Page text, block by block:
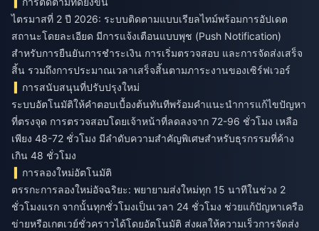
ไตรมาสที่ 2 ปี 2026: ระบบติดตามแบบเรียลไทม์พร้อมการอัปเดต
สถานะโดยละเอียด มีการแจ้งเตือนแบบพุช (Push Notification)
สำหรับการยืนยันการชำระเงิน การเริ่มตรวจสอบ และการจัดส่งเสร็จ
สิ้น รวมถึงการประมาณเวลาเสร็จสิ้นตามภาระงานของเซิร์ฟเวอร์
การสนับสนุนที่ปรับปรุงใหม่
ระบบอัตโนมัติให้คำตอบเบื้องต้นทันทีพร้อมคำแนะนำการแก้ไขปัญหา
ที่ตรงจุด การตรวจสอบโดยเจ้าหน้าที่ลดลงจาก 72-96 ชั่วโมง เหลือ
เพียง 48-72 ชั่วโมง มีลำดับความสำคัญพิเศษสำหรับธุรกรรมที่ค้าง
เกิน 48 ชั่วโมง
การลองใหม่อัตโนมัติ
ตรรกะการลองใหม่อัจฉริยะ: พยายามส่งใหม่ทุก 15 นาทีในช่วง 2
ชั่วโมงแรก จากนั้นทุกชั่วโมงเป็นเวลา 24 ชั่วโมง ช่วยแก้ปัญหาเครือ
ข่ายหรือเกตเวย์ชั่วคราวได้โดยอัตโนมัติ ส่งผลให้ความเร็วการจัดส่ง